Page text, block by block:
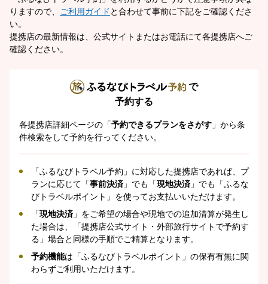
りますので、
ご利用ガイド と合わせて事前に下記をご確認くださ
い。
提携店の最新情報は、公式サイトまたはお電話にて各提携店へご
確認ください。
で
予約する
各提携店詳細ページの「予約できるプランをさがす 」から条
件検索をして予約を行ってください。
「ふるなびトラベル予約」に対応した提携店であれば、プ
ランに応じて「事前決済 」でも「現地決済 」でも「ふるな
びトラベルポイント」を使ってお支払いいただけます。
「現地決済 」をご希望の場合や現地での追加清算が発生し
た場合は、「提携店公式サイト・外部旅行サイトで予約す
る」場合と同様の手順でご精算となります。
予約機能は「ふるなびトラベルポイント」の保有有無に関
わらずご利用いただけます。